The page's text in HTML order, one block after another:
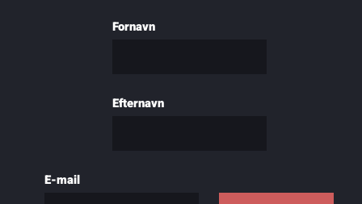
Fornavn
Efternavn
E-mail